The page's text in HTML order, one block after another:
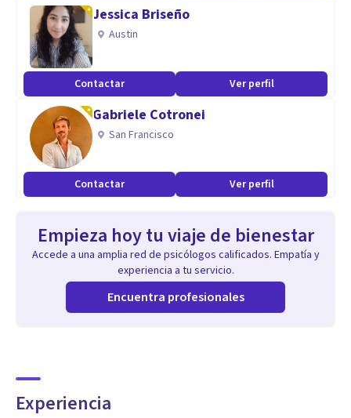
Jessica Briseño
Austin
Contactar Ver perfil
Gabriele Cotronei
San Francisco
Contactar Ver perfil
Empieza hoy tu viaje de bienestar
Accede a una amplia red de psicólogos calificados. Empatía y
experiencia a tu servicio.
Encuentra profesionales
Experiencia